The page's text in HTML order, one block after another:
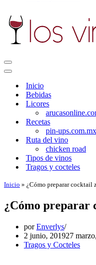
Menú
de
Menú
navegación
Inicio
Bebidas
Licores
Recetas
pin-ups.com.mx
Ruta del vino
chicken road
Tipos de vinos
Tragos y cocteles
Inicio » ¿Cómo preparar cocktail
¿Cómo preparar
porEnverlys
2 junio, 201927
Tragos y Cocteles